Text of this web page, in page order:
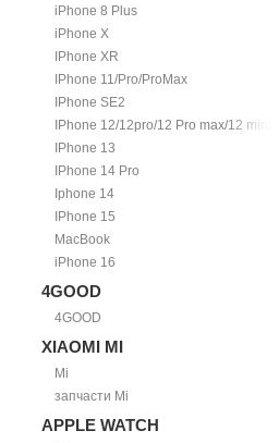
iPhone 8 Plus
iPhone X
IPhone XR
IPhone 11/Pro/ProMax
IPhone SE2
IPhone 12/12pro/12 Pro max/12 mini.
IPhone 13
IPhone 14 Pro
Iphone 14
IPhone 15
MacBook
iPhone 16
4GOOD
4GOOD
XIAOMI MI
Mi
запчасти Mi
APPLE WATCH